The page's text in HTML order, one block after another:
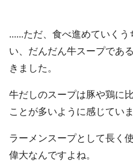
......ただ、食べ進めていく
い、だんだん牛スープであ
きました。
牛だしのスープは豚や鶏に
ことが多いように感じていま
ラーメンスープとして長く
偉大なんですよね。